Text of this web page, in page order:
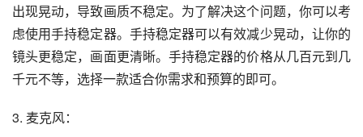
出现晃动，导致画质不稳定。为了解决这个问题，你可以考
虑使用手持稳定器。手持稳定器可以有效减少晃动，让你的
镜头更稳定，画面更清晰。手持稳定器的价格从几百元到几
千元不等，选择一款适合你需求和预算的即可。
3. 麦克风：